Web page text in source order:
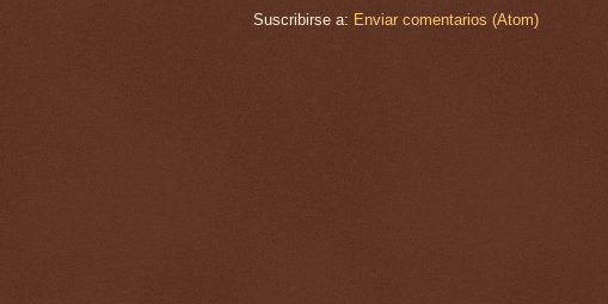
Suscribirse a: Enviar comentarios (Atom)